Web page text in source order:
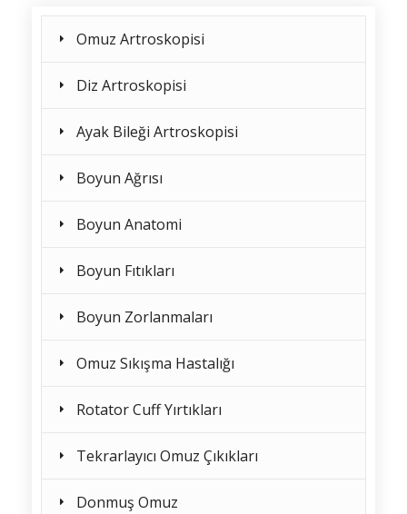
Omuz Artroskopisi
Diz Artroskopisi
Ayak Bileği Artroskopisi
Boyun Ağrısı
Boyun Anatomi
Boyun Fıtıkları
Boyun Zorlanmaları
Omuz Sıkışma Hastalığı
Rotator Cuff Yırtıkları
Tekrarlayıcı Omuz Çıkıkları
Donmuş Omuz